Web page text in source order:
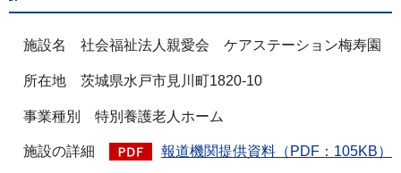
施設名 社会福祉法人親愛会 ケアステーション梅寿園
所在地 茨城県水戸市見川町1820-10
事業種別 特別養護老人ホーム
施設の詳細 報道機関提供資料（PDF：105KB）